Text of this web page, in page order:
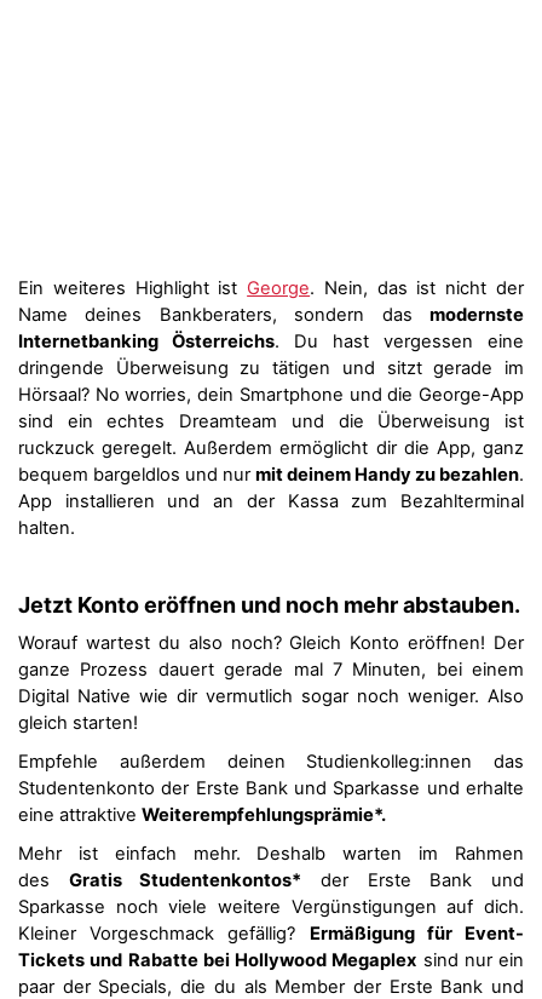
Ein weiteres Highlight ist George. Nein, das ist nicht der
Name deines Bankberaters, sondern das modernste
Internetbanking Österreichs. Du hast vergessen eine
dringende Überweisung zu tätigen und sitzt gerade im
Hörsaal? No worries, dein Smartphone und die George-App
sind ein echtes Dreamteam und die Überweisung ist
ruckzuck geregelt. Außerdem ermöglicht dir die App, ganz
bequem bargeldlos und nurmit deinem Handy zu bezahlen.
App installieren und an der Kassa zum Bezahlterminal
halten.
Jetzt Konto eröffnen und noch mehr abstauben.
Worauf wartest du also noch? Gleich Konto eröffnen! Der
ganze Prozess dauert gerade mal 7 Minuten, bei einem
Digital Native wie dir vermutlich sogar noch weniger. Also
gleich starten!
Empfehle außerdem deinen Studienkolleg:innen das
Studentenkonto der Erste Bank und Sparkasse und erhalte
eine attraktive Weiterempfehlungsprämie*.
Mehr ist einfach mehr. Deshalb warten im Rahmen
des Gratis Studentenkontos* der Erste Bank und
Sparkasse noch viele weitere Vergünstigungen auf dich.
Kleiner Vorgeschmack gefällig? Ermäßigung für Event-
Tickets und Rabatte bei Hollywood Megaplex sind nur ein
paar der Specials, die du als Member der Erste Bank und